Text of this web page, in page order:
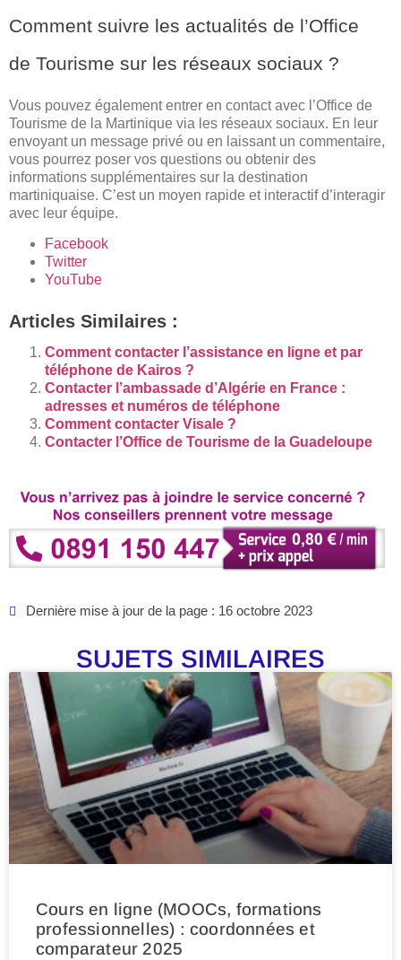
Comment suivre les actualités de l’Office
de Tourisme sur les réseaux sociaux ?
Vous pouvez également entrer en contact avec l’Office de
Tourisme de la Martinique via les réseaux sociaux. En leur
envoyant un message privé ou en laissant un commentaire,
vous pourrez poser vos questions ou obtenir des
informations supplémentaires sur la destination
martiniquaise. C’est un moyen rapide et interactif d’interagir
avec leur équipe.
Facebook
Twitter
YouTube
Articles Similaires :
Comment contacter l’assistance en ligne et par
téléphone de Kairos ?
Contacter l’ambassade d’Algérie en France :
adresses et numéros de téléphone
Comment contacter Visale ?
Contacter l’Office de Tourisme de la Guadeloupe
Dernière mise à jour de la page : 16 octobre 2023
SUJETS SIMILAIRES
Cours en ligne (MOOCs, formations
professionnelles) : coordonnées et
comparateur 2025